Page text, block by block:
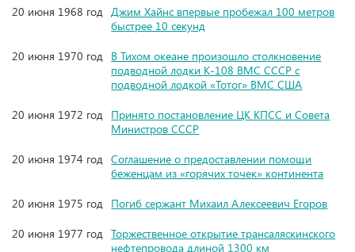
20 июня 1968 год Джим Хайнс впервые пробежал 100 метров
быстрее 10 секунд
20 июня 1970 год В Тихом океане произошло столкновение
подводной лодки К-108 ВМС СССР с
подводной лодкой «Тотог» ВМС США
20 июня 1972 год Принято постановление ЦК КПСС и Совета
Министров СССР
20 июня 1974 год Соглашение о предоставлении помощи
беженцам из «горячих точек» континента
20 июня 1975 год Погиб сержант Михаил Алексеевич Егоров
20 июня 1977 год Торжественное открытие трансаляскинского
нефтепровода длиной 1300 км